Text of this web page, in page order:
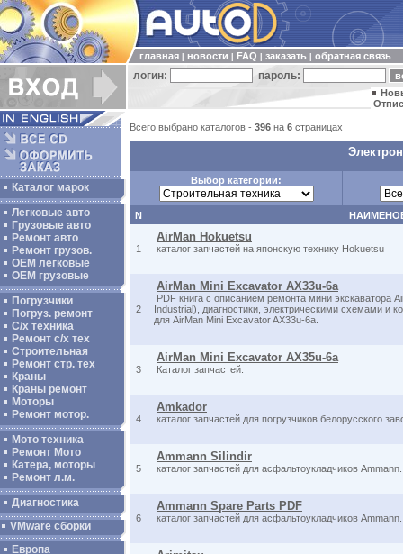
главная новости FAQ заказать обратная связь
логин: пароль:
Каталог марок
Легковые авто
Грузовые авто
Ремонт авто
Ремонт грузов.
ОЕМ легковые
OEM грузовые
Погрузчики
Погруз. ремонт
С/х техника
Ремонт с/х тех
Строительная
Ремонт стр. тех
Краны
Краны ремонт
Моторы
Ремонт мотор.
Мото техника
Ремонт Мото
Катера, моторы
Ремонт л.м.
Диагностика
VMware сборки
Европа
Всего выбрано каталогов - 396 на 6 страницах
Выбор категории:
N
1
AirMan Hokuetsu
каталог запчастей на японскую технику Hokuetsu
2
AirMan Mini Excavator AX33u-6a
PDF книга с описанием ремонта мини экскаватора
Industrial), диагностики, электрическими схемами и
для AirMan Mini Excavator AX33u-6a.
3
AirMan Mini Excavator AX35u-6a
Каталог запчастей.
4
Amkador
каталог запчастей для погрузчиков белорусского
5
Ammann Silindir
каталог запчастей для асфальтоукладчиков Ammann.
6
Ammann Spare Parts PDF
каталог запчастей для асфальтоукладчиков Ammann.